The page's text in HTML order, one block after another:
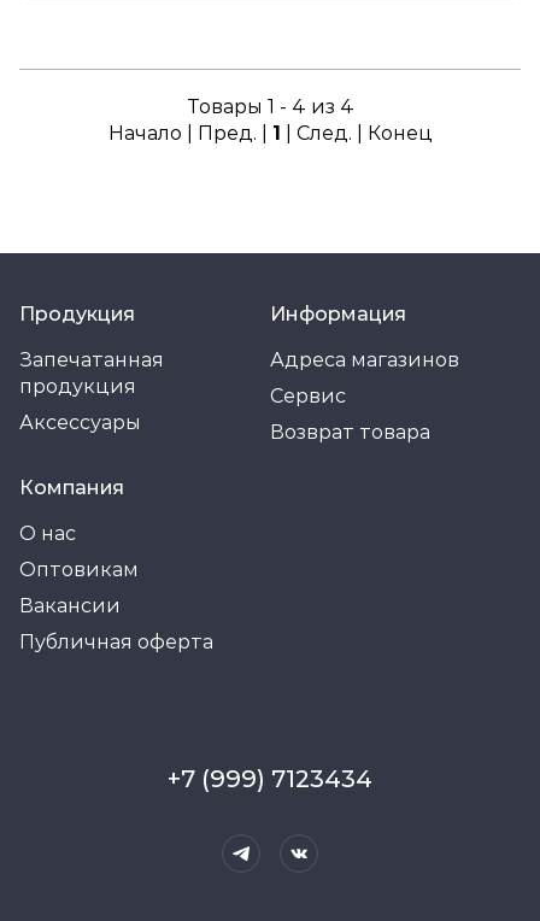
Товары 1 - 4 из 4
Начало | Пред. | 1 | След. | Конец
Продукция
Запечатанная
продукция
Аксессуары
Информация
Адреса магазинов
Сервис
Возврат товара
Компания
О нас
Оптовикам
Вакансии
Публичная оферта
+7 (999) 7123434